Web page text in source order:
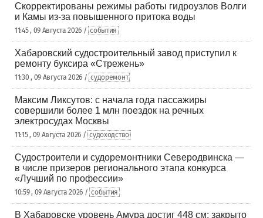
Скорректированы режимы работы гидроузлов Волги
и Камы из-за повышенного притока воды
11:45 , 09 Августа 2026 / события
Хабаровский судостроительный завод приступил к
ремонту буксира «Стрежень»
11:30 , 09 Августа 2026 / судоремонт
Максим Ликсутов: с начала года пассажиры
совершили более 1 млн поездок на речных
электросудах Москвы
11:15 , 09 Августа 2026 / судоходство
Судостроители и судоремонтники Северодвинска —
в числе призеров регионального этапа конкурса
«Лучший по профессии»
10:59 , 09 Августа 2026 / события
В Хабаровске уровень Амура достиг 448 см: закрыто